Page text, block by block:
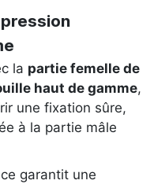
la partie femelle de
haut de gamme,
une fixation sûre,
à la partie mâle
garantit une